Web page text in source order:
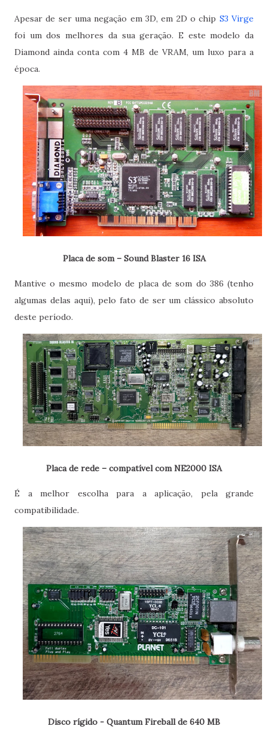
Apesar de ser uma negação em 3D, em 2D o chip S3 Virge
foi um dos melhores da sua geração. E este modelo da
Diamond ainda conta com 4 MB de VRAM, um luxo para a
época.
Placa de som – Sound Blaster 16 ISA
Mantive o mesmo modelo de placa de som do 386 (tenho
algumas delas aqui), pelo fato de ser um clássico absoluto
deste período.
Placa de rede – compatível com NE2000 ISA
É a melhor escolha para a aplicação, pela grande
compatibilidade.
Disco rígido - Quantum Fireball de 640 MB